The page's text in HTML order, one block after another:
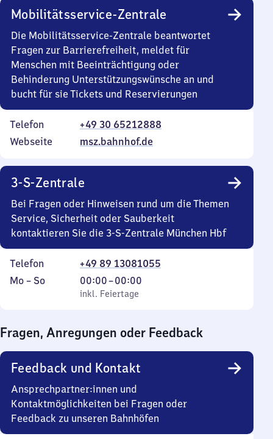
Mobilitätsservice-Zentrale
Die Mobilitätsservice-Zentrale beantwortet
Fragen zur Barrierefreiheit, meldet für
Menschen mit Beeinträchtigung oder
Behinderung Unterstützungswünsche an und
bucht für sie Tickets und Reservierungen
Telefon
+49 30 65212888
Webseite
msz.bahnhof.de
3-S-Zentrale
Bei Fragen oder Hinweisen rund um die Themen
Service, Sicherheit oder Sauberkeit
kontaktieren Sie die 3-S-Zentrale München Hbf
Telefon
+49 89 13081055
Montag
Mo – So,
inkl. Feiertage
00:00–00:00
Von
0
0
Uhr
inkl. Feiertage
Fragen, Anregungen oder Feedback
Feedback und Kontakt
Ansprechpartner:innen und
Kontaktmöglichkeiten bei Fragen oder
Feedback zu unseren Bahnhöfen